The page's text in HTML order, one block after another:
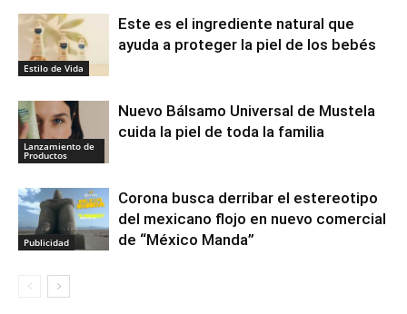
Estilo de Vida
Este es el ingrediente natural que
ayuda a proteger la piel de los bebés
Lanzamiento de
Productos
Nuevo Bálsamo Universal de Mustela
cuida la piel de toda la familia
Publicidad
Corona busca derribar el estereotipo
del mexicano flojo en nuevo comercial
de “México Manda”